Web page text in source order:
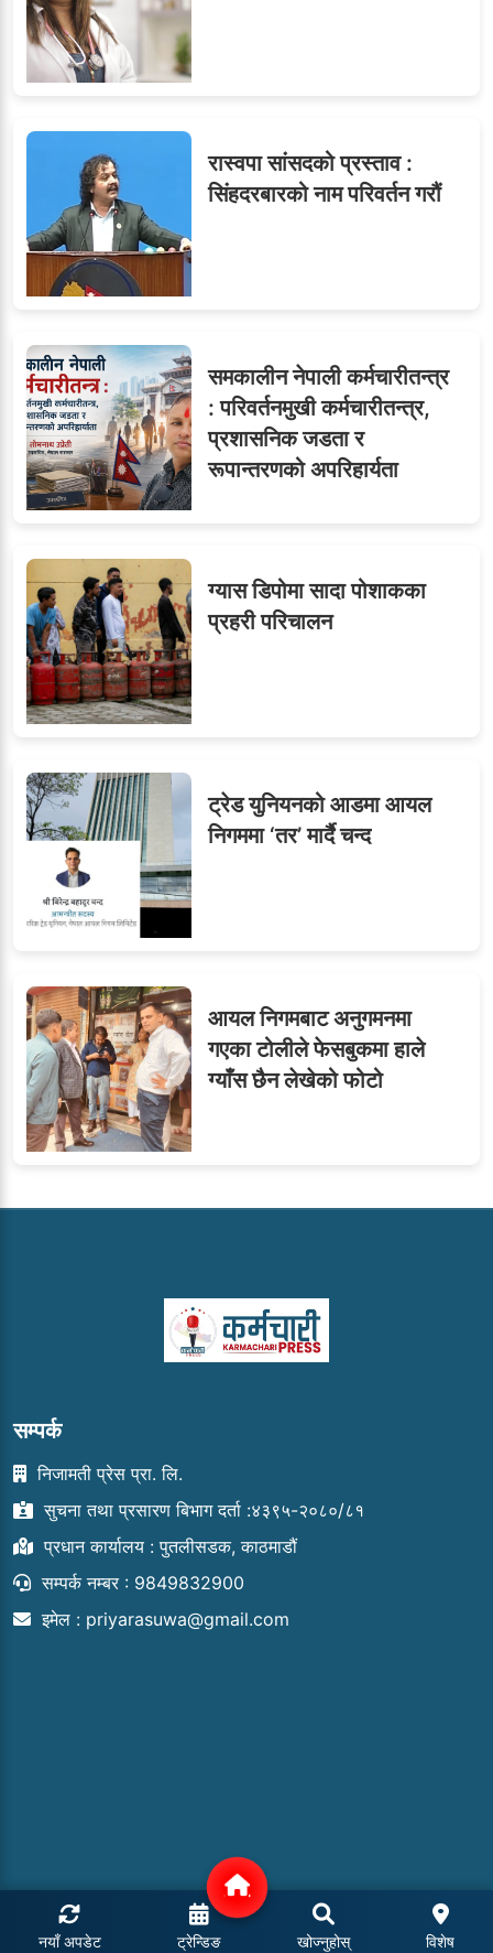
ध्यानाकर्षण
रास्वपा सांसदको प्रस्ताव :
सिंहदरबारको नाम परिवर्तन गरौं
समकालीन नेपाली कर्मचारीतन्त्र
: परिवर्तनमुखी कर्मचारीतन्त्र,
प्रशासनिक जडता र
रूपान्तरणको अपरिहार्यता
ग्यास डिपोमा सादा पोशाकका
प्रहरी परिचालन
ट्रेड युनियनको आडमा आयल
निगममा ‘तर’ मार्दै चन्द
आयल निगमबाट अनुगमनमा
गएका टोलीले फेसबुकमा हाले
ग्याँस छैन लेखेको फोटो
सम्पर्क
निजामती प्रेस प्रा. लि.
सुचना तथा प्रसारण बिभाग दर्ता :४३९५-२०८०/८१
प्रधान कार्यालय : पुतलीसडक, काठमाडौं
सम्पर्क नम्बर : 9849832900
इमेल : priyarasuwa@gmail.com
नयाँ अपडेट ट्रेन्डिङ खोज्नुहोस् विशेष